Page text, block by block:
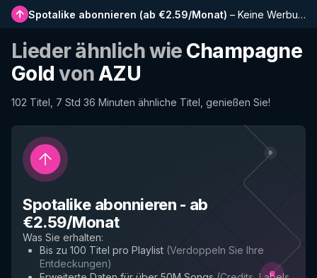
Spotalike abonnieren (ab €2.59/Monat) – Keine Werbung, längere Playlists, vollständiger Verlauf und Frühzugriff auf neue Funktionen
Lieder ähnlich wie Champagne
Gold vonAZU
102 Titel, 7 Std 36 Minuten ähnliche Titel, genießen Sie!
Spotalike abonnieren - ab
€2.59/Monat
Was Sie erhalten:
Bis zu 100 Titel pro Playlist (Verdoppeln Sie Ihre
Entdeckungen)